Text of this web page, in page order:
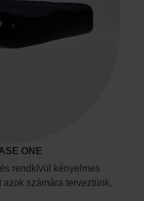
ONE
rendkívül kényelmes
számára terveztünk,